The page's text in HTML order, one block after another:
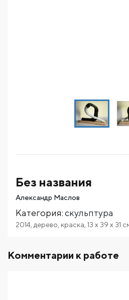
Без названия
Александр Маслов
Категория:скульптура
2014 дерево краска 13 x 39 x 31
Комментарии к работе